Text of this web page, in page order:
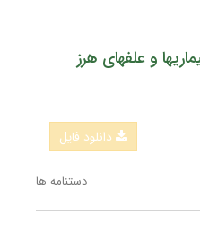
و علفهای هرز
دانلود فایل
دستنامه ها